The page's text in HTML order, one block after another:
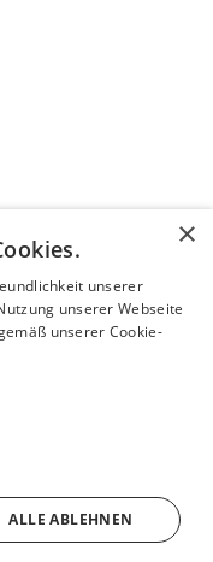
×
unserer
unserer Webseite
unserer Cookie-
ALLE ABLEHNEN